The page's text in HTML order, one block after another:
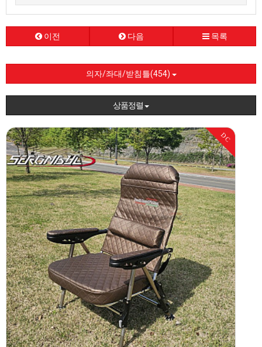
이전 다음 목록
의자/좌대/받침틀(454)
상품정렬
DC